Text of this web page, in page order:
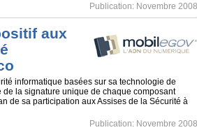
Publication: Novembre 2008
aux
informatique basées sur sa technologie de
la signature unique de chaque composant
de sa participation aux Assises de la Sécurité à
Publication: Novembre 2008